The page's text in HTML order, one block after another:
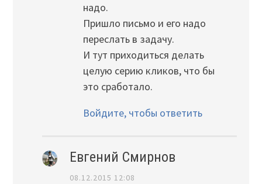
надо.
Пришло письмо и его надо
переслать в задачу.
И тут приходиться делать
целую серию кликов, что бы
это сработало.
Войдите, чтобы ответить
Евгений Смирнов
08.12.2015 12:08